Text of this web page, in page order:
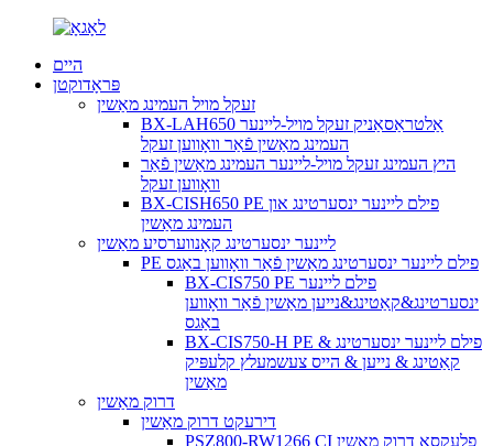
היים
פּראָדוקטן
זעקל מויל העמינג מאַשין
BX-LAH650 אַלטראַסאַניק זעקל מויל-ליינער
העמינג מאַשין פֿאַר וואָווען זעקל
היץ העמינג זעקל מויל-ליינער העמינג מאַשין פֿאַר
וואָווען זעקל
BX-CISH650 PE פילם ליינער ינסערטינג און
העמינג מאַשין
ליינער ינסערטינג קאָנווערסיע מאַשין
PE פילם ליינער ינסערטינג מאַשין פֿאַר וואָווען באַגס
BX-CIS750 PE פילם ליינער
ינסערטינג&קאַטינג&נייען מאַשין פֿאַר וואָווען
באַגס
BX-CIS750-H PE פילם ליינער ינסערטינג &
קאַטינג & נייען & הייס צעשמעלץ קלעפּיק
מאַשין
דרוק מאַשין
דירעקט דרוק מאַשין
PSZ800-RW1266 CI פלעקסאָ דרוק מאַשין